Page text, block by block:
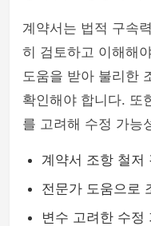
계약서는 법적 구속
히 검토하고 이해해
도움을 받아 불리한
확인해야 합니다. 또
를 고려해 수정 가능
계약서 조항 철저
전문가 도움으로
변수 고려한 수정